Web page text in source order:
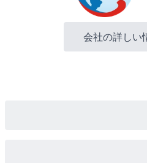
会社の詳しい